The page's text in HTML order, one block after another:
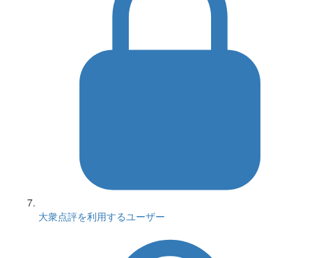
大衆点評を利用するユーザー